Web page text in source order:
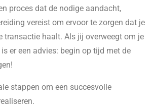
proces dat de nodige aandacht,
vereist om ervoor te zorgen dat je
transactie haalt. Als jij overweegt om je
er een advies: begin op tijd met de
stappen om een succesvolle